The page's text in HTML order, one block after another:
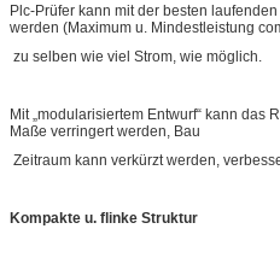
Plc-Prüfer kann mit der besten
werden (Maximum u. Mindestleistung
zu selben wie viel Strom, wie möglich.
Mit „modularisiertem Entwurf“ kann das
Maße verringert werden, Bau
Zeitraum kann verkürzt werden,
Kompakte u. flinke Struktur